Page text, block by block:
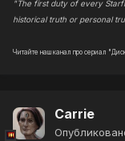
"The first duty of every
historical truth or personal
Читайте наш канал про сериал
Carrie